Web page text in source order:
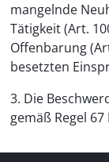
mangelnde
Tätigkeit (Art.
Offenbarung
besetzten
3. Die
gemäß Regel